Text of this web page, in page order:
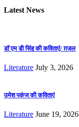
Latest News
डॉ एम डी सिंह की कविताएं/ ग़ज़ल
Literature July 3, 2026
उमेश पकंज की कविताएं
Literature June 19, 2026